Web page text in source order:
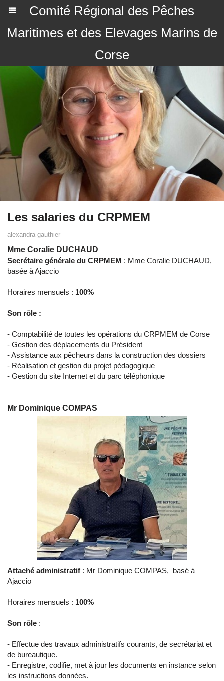
Comité Régional des Pêches
Maritimes et des Elevages Marins de
Corse
Les salaries du CRPMEM
alexandra gauthier
Mme Coralie DUCHAUD
Secrétaire générale du CRPMEM : Mme Coralie DUCHAUD,
basée à Ajaccio
Horaires mensuels : 100%
Son rôle :
- Comptabilité de toutes les opérations du CRPMEM de Corse
- Gestion des déplacements du Président
- Assistance aux pêcheurs dans la construction des dossiers
- Réalisation et gestion du projet pédagogique
- Gestion du site Internet et du parc téléphonique
Mr Dominique COMPAS
Attaché administratif : Mr Dominique COMPAS, basé à
Ajaccio
Horaires mensuels : 100%
Son rôle :
- Effectue des travaux administratifs courants, de secrétariat et
de bureautique.
- Enregistre, codifie, met à jour les documents en instance selon
les instructions données.